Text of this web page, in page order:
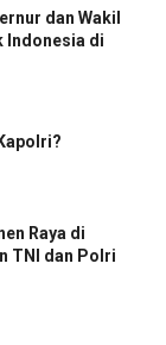
dan Wakil
Indonesia di
Raya di
TNI dan Polri